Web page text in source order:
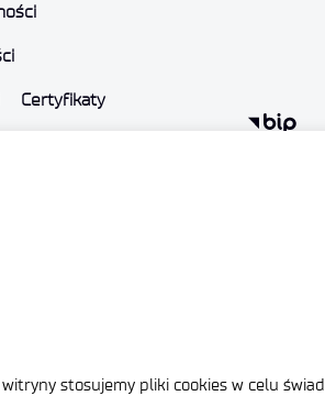
stosujemy pliki cookies w celu
Certyfikaty